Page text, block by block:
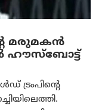
മരുമകൻ
ഹൗസ്ബോട്ട്
ട്രംപിന്റെ